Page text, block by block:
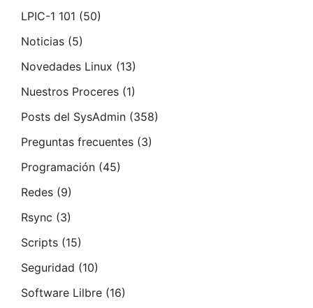
LPIC-1 101 (50)
Noticias (5)
Novedades Linux (13)
Nuestros Proceres (1)
Posts del SysAdmin (358)
Preguntas frecuentes (3)
Programación (45)
Redes (9)
Rsync (3)
Scripts (15)
Seguridad (10)
Software Lilbre (16)